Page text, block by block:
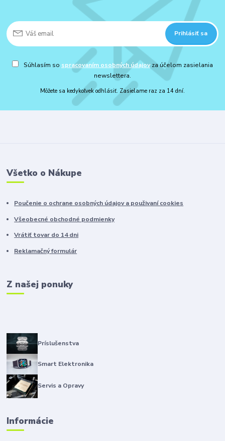
Prihlásiť sa
Súhlasím so spracovaním osobných údajovza účelom zasielania
newslettera.
Môžete sa kedykoľvek odhlásiť. Zasielame raz za 14 dní.
Všetko o Nákupe
Poučenie o ochrane osobných údajov a použivaní cookies
Všeobecné obchodné podmienky
Vrátiť tovar do 14 dni
Reklamačný formulár
Z našej ponuky
Príslušenstva
Smart Elektronika
Servis a Opravy
Informácie